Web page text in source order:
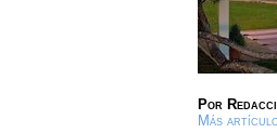
Por
Más